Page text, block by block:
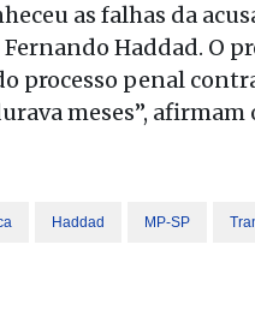
as falhas da
Fernando Haddad. O
processo penal
meses”, afirmam
Haddad MP-SP